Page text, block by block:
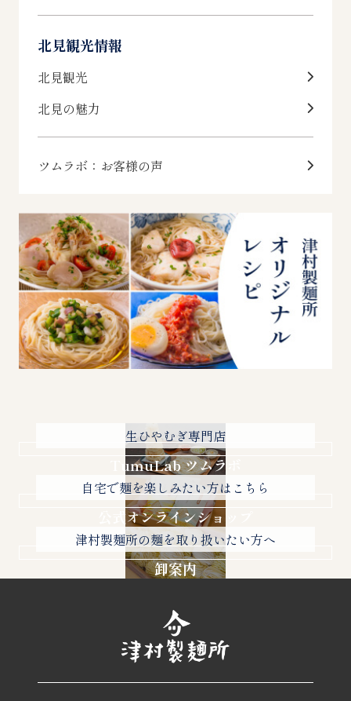
北見観光情報
北見観光
北見の魅力
ツムラボ：お客様の声
生ひやむぎ専門店
TumuLab ツムラボ
自宅で麺を楽しみたい方はこちら
公式オンラインショップ
津村製麺所の麺を取り扱いたい方へ
卸案内